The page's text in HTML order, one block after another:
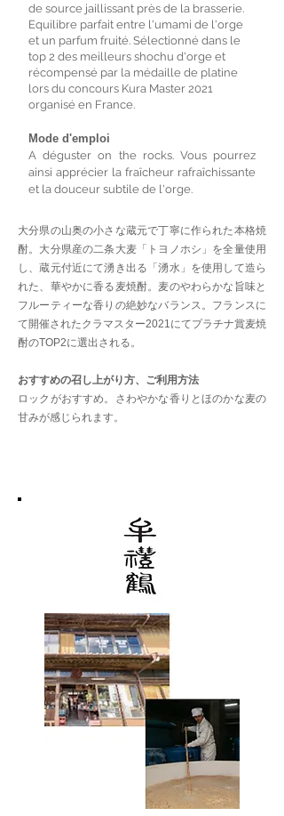
de source jaillissant près de la brasserie.
Equilibre parfait entre l'umami de l'orge
et un parfum fruité. Sélectionné dans le
top 2 des meilleurs shochu d'orge et
récompensé par la médaille de platine
lors du concours Kura Master 2021
organisé en France.
Mode d'emploi
A déguster on the rocks. Vous pourrez
ainsi apprécier la fraîcheur rafraîchissante
et la douceur subtile de l'orge.
大分県の山奥の小さな蔵元で丁寧に作られた本格焼
酎。大分県産の二条大麦「トヨノホシ」を全量使用
し、蔵元付近にて湧き出る「湧水」を使用して造ら
れた、華やかに香る麦焼酎。麦のやわらかな旨味と
フルーティーな香りの絶妙なバランス。フランスに
て開催されたクラマスター2021にてプラチナ賞麦焼
酎のTOP2に選出される。
おすすめの召し上がり方、ご利用方法
ロックがおすすめ。さわやかな香りとほのかな麦の
甘みが感じられます。